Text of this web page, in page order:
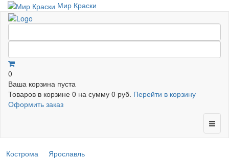
Мир Краски
0
Ваша корзина пуста
Товаров в корзине 0 на сумму 0 руб. Перейти в корзину
Оформить заказ
Кострома Ярославль